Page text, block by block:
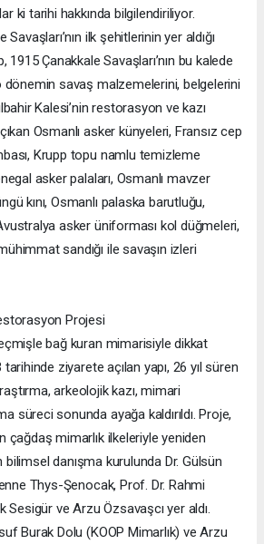
ki tarihi hakkında bilgilendiriliyor.
ilk şehitlerinin yer aldığı
1915 Çanakkale Savaşları’nın bu kalede
o dönemin savaş malzemelerini, belgelerini
Kalesi’nin restorasyon ve kazı
Osmanlı asker künyeleri, Fransız cep
Krupp topu namlu temizleme
asker palaları, Osmanlı mavzer
kını, Osmanlı palaska barutluğu,
asker üniforması kol düğmeleri,
sandığı ile savaşın izleri
Projesi
bağ kuran mimarisiyle dikkat
ziyarete açılan yapı, 26 yıl süren
arkeolojik kazı, mimari
süreci sonunda ayağa kaldırıldı. Proje,
çağdaş mimarlık ilkeleriyle yeniden
danışma kurulunda Dr. Gülsün
Thys-Şenocak, Prof. Dr. Rahmi
Sesigür ve Arzu Özsavaşcı yer aldı.
Burak Dolu (KOOP Mimarlık) ve Arzu